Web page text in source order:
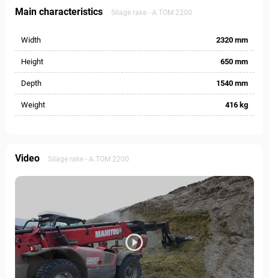
Main characteristics Silage rake - А.ТОМ 2200
Width 2320 mm
Height 650 mm
Depth 1540 mm
Weight 416 kg
Video Silage rake - А.ТОМ 2200